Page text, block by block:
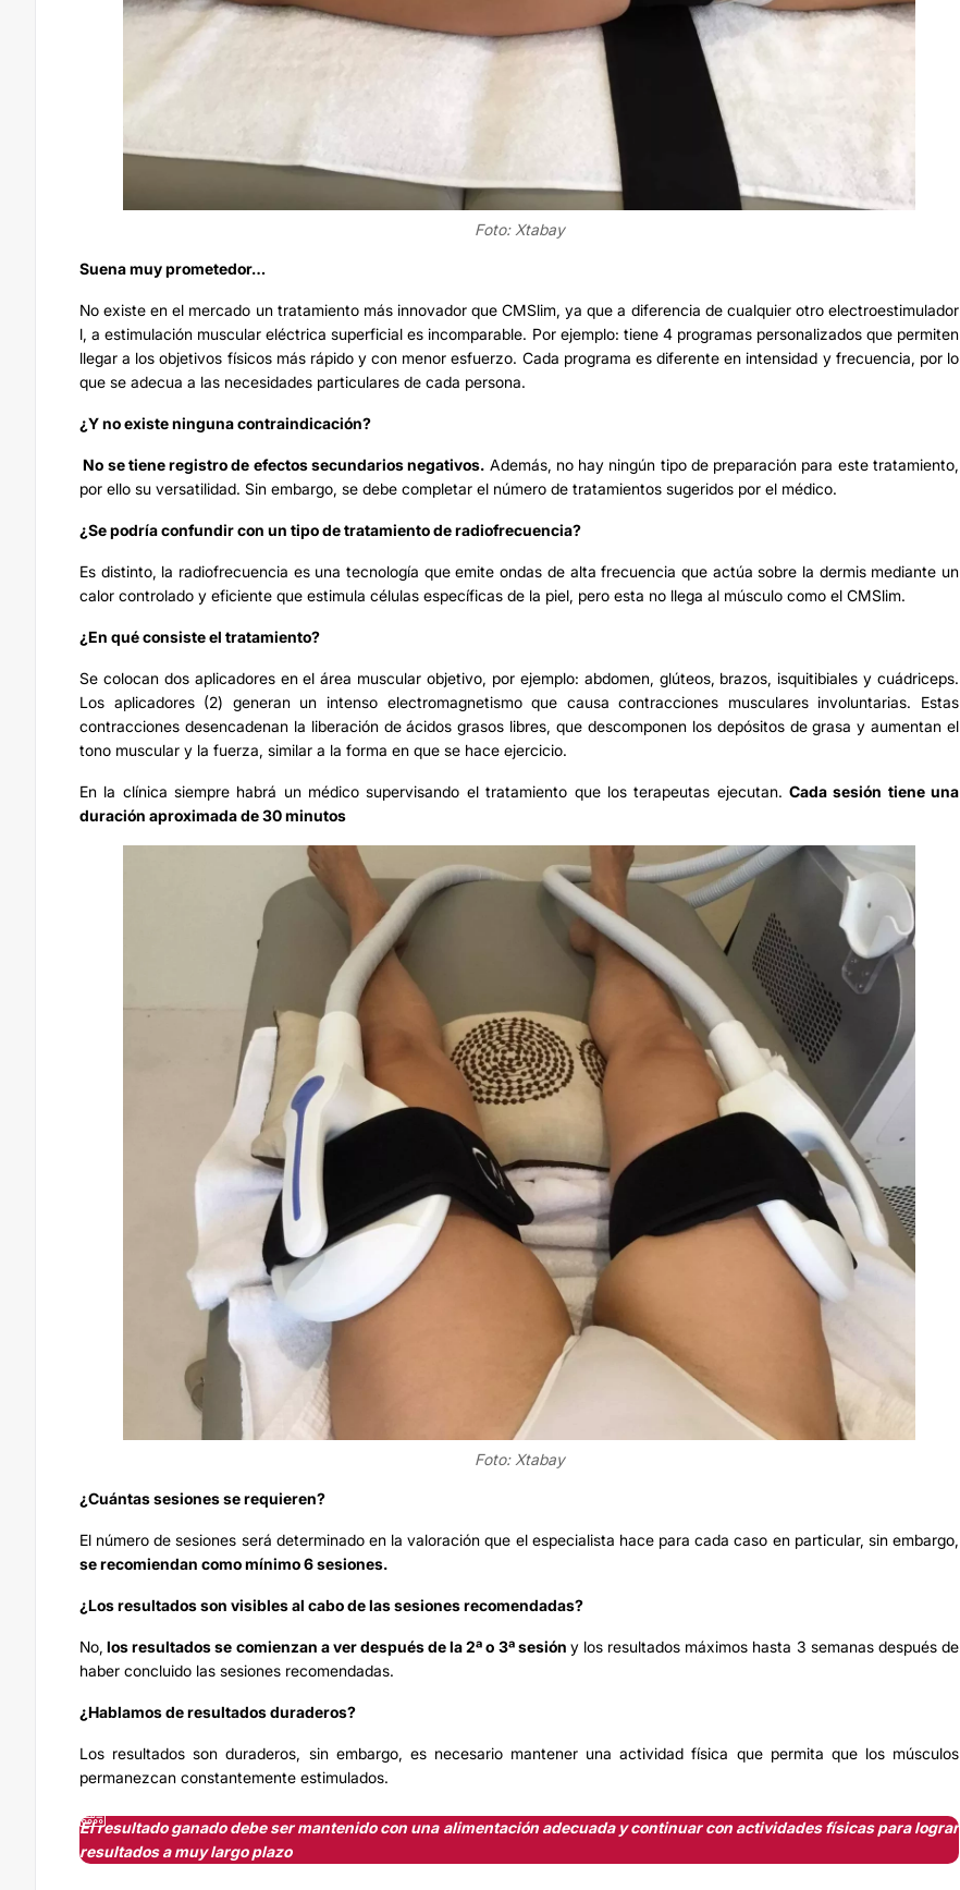
Foto: Xtabay
Suena muy prometedor…
No existe en el mercado un tratamiento más innovador que CMSlim, ya que a diferencia de cualquier otro electroestimulador
l, a estimulación muscular eléctrica superficial es incomparable. Por ejemplo: tiene 4 programas personalizados que permiten
llegar a los objetivos físicos más rápido y con menor esfuerzo. Cada programa es diferente en intensidad y frecuencia, por lo
que se adecua a las necesidades particulares de cada persona.
¿Y no existe ninguna contraindicación?
No se tiene registro de efectos secundarios negativos. Además, no hay ningún tipo de preparación para este tratamiento,
por ello su versatilidad. Sin embargo, se debe completar el número de tratamientos sugeridos por el médico.
¿Se podría confundir con un tipo de tratamiento de radiofrecuencia?
Es distinto, la radiofrecuencia es una tecnología que emite ondas de alta frecuencia que actúa sobre la dermis mediante un
calor controlado y eficiente que estimula células específicas de la piel, pero esta no llega al músculo como el CMSlim.
¿En qué consiste el tratamiento?
Se colocan dos aplicadores en el área muscular objetivo, por ejemplo: abdomen, glúteos, brazos, isquitibiales y cuádriceps.
Los aplicadores (2) generan un intenso electromagnetismo que causa contracciones musculares involuntarias. Estas
contracciones desencadenan la liberación de ácidos grasos libres, que descomponen los depósitos de grasa y aumentan el
tono muscular y la fuerza, similar a la forma en que se hace ejercicio.
En la clínica siempre habrá un médico supervisando el tratamiento que los terapeutas ejecutan. Cada sesión tiene una
duración aproximada de 30 minutos
Foto: Xtabay
¿Cuántas sesiones se requieren?
El número de sesiones será determinado en la valoración que el especialista hace para cada caso en particular, sin embargo,
se recomiendan como mínimo 6 sesiones.
¿Los resultados son visibles al cabo de las sesiones recomendadas?
No, los resultados se comienzan a ver después de la 2ª o 3ª sesión y los resultados máximos hasta 3 semanas después de
haber concluido las sesiones recomendadas.
¿Hablamos de resultados duraderos?
Los resultados son duraderos, sin embargo, es necesario mantener una actividad física que permita que los músculos
permanezcan constantemente estimulados.
El resultado ganado debe ser mantenido con una alimentación adecuada y continuar con actividades físicas para lograr
resultados a muy largo plazo